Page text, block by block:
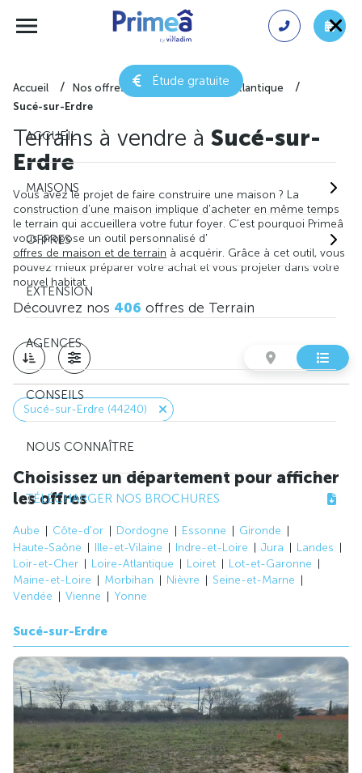
Étude gratuite
ACCUEIL
MAISONS
OFFRES
EXTENSION
AGENCES
CONSEILS
NOUS CONNAÎTRE
TÉLÉCHARGER NOS BROCHURES
Accueil Nos offres de terrain
Loire-Atlantique
Sucé-sur-Erdre
Terrains à vendre à Sucé-sur-
Erdre
Vous avez le projet de faire construire une maison ? La
construction d'une maison implique d'acheter en même temps
le terrain qui accueillera votre futur foyer. C'est pourquoi Primeâ
vous propose un outil personnalisé d'
offres de maison et de terrain à acquérir. Grâce à cet outil, vous
pouvez mieux préparer votre achat et vous projeter dans votre
nouvel habitat.
Découvrez nos 406 offres de Terrain
Sucé-sur-Erdre (44240)
Choisissez un département pour afficher
les offres
Aube Côte-d'or Dordogne Essonne
Gironde
Haute-Saône
Ille-et-Vilaine Indre-et-Loire Jura
Landes
Loir-et-Cher
Loire-Atlantique Loiret
Lot-et-Garonne
Maine-et-Loire
Morbihan Nièvre
Seine-et-Marne
Vendée
Vienne Yonne
Sucé-sur-Erdre